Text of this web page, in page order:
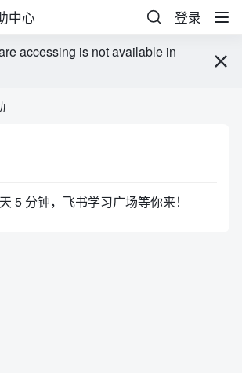
中心 登录
accessing is not available in
5 分钟，飞书学习广场等你来！